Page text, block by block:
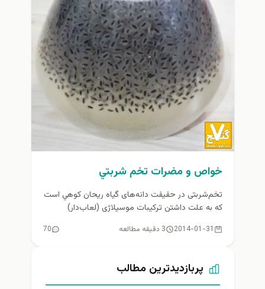
خواص و مضرات تخم شربتي
تخم‌شربتی در حقیقت دانه‌های گیاه ریحان كوهي است
که به علت داشتن ترکیبات موسیلاژی (لعاب‌دار)
2014-01-31 3 دقیقه مطالعه 70
پربازدیدترین مطالب